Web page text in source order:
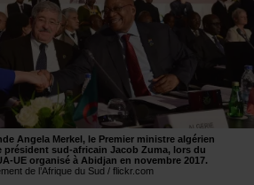
Angela Merkel, le Premier ministre algérien
président sud-africain Jacob Zuma, lors du
-UEorganisé à Abidjan en novembre 2017.
de l’Afrique du Sud / flickr.com